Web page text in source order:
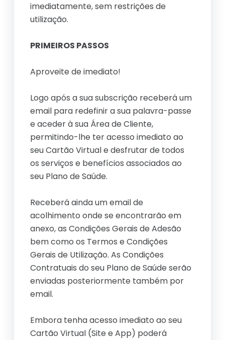
imediatamente, sem restrições de
utilização.
PRIMEIROS PASSOS
Aproveite de imediato!
Logo após a sua subscrição receberá um
email para redefinir a sua palavra-passe
e aceder à sua Área de Cliente,
permitindo-lhe ter acesso imediato ao
seu Cartão Virtual e desfrutar de todos
os serviços e benefícios associados ao
seu Plano de Saúde.
Receberá ainda um email de
acolhimento onde se encontrarão em
anexo, as Condições Gerais de Adesão
bem como os Termos e Condições
Gerais de Utilização. As Condições
Contratuais do seu Plano de Saúde serão
enviadas posteriormente também por
email.
Embora tenha acesso imediato ao seu
Cartão Virtual (Site e App) poderá